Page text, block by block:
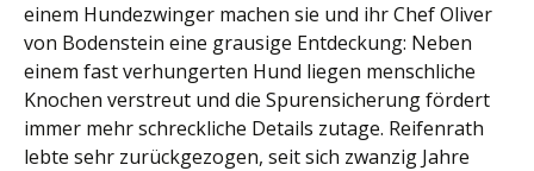
einem Hundezwinger machen sie und ihr Chef Oliver
von Bodenstein eine grausige Entdeckung: Neben
einem fast verhungerten Hund liegen menschliche
Knochen verstreut und die Spurensicherung fördert
immer mehr schreckliche Details zutage. Reifenrath
lebte sehr zurückgezogen, seit sich zwanzig Jahre